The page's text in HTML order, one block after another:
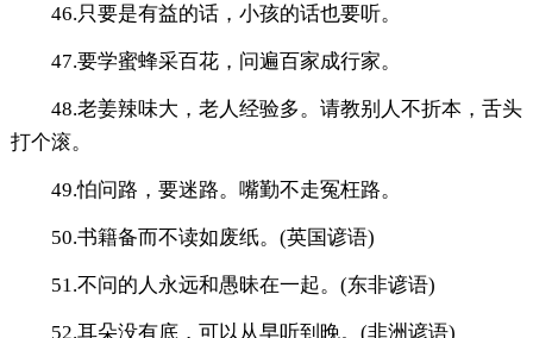
46.只要是有益的话，小孩的话也要听。
47.要学蜜蜂采百花，问遍百家成行家。
48.老姜辣味大，老人经验多。请教别人不折本，舌头
打个滚。
49.怕问路，要迷路。嘴勤不走冤枉路。
50.书籍备而不读如废纸。(英国谚语)
51.不问的人永远和愚昧在一起。(东非谚语)
52.耳朵没有底，可以从早听到晚。(非洲谚语)